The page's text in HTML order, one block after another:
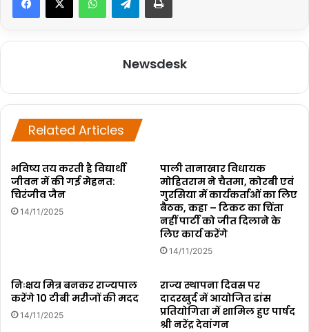
Newsdesk
Related Articles
भविष्य तय करती है विद्यार्थी
जीवन में की गई मेहनत:
चिरंजीव जैन
14/11/2025
पाली तानाखार विधायक
मोहितराम ने चैतमा, कोरबी एवं
गुरसिया में कार्यकर्ताओं का लिए
बैठक, कहा – टिकट का चिंता
नहीं पार्टी को जीत दिलाने के
लिए कार्य करेंगे
14/11/2025
निःक्षय मित्र बनकर राज्यपाल
करेंगे 10 टीबी मरीजों की मदद
14/11/2025
राज्य स्थापना दिवस पर
दादरखुर्द में आयोजित डांस
प्रतियोगिता में शामिल हुए पार्षद
श्री नरेंद्र देवांगन